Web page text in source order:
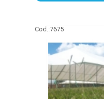
Cod.:7675